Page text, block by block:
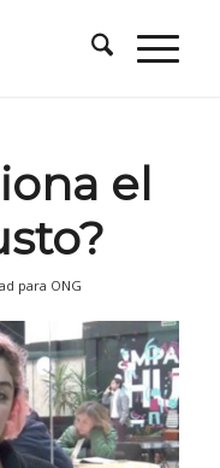
el
para ONG